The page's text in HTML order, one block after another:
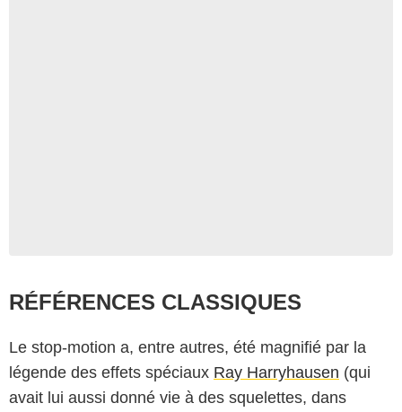
RÉFÉRENCES CLASSIQUES
Le stop-motion a, entre autres, été magnifié par la
légende des effets spéciaux Ray Harryhausen (qui
avait lui aussi donné vie à des squelettes, dans